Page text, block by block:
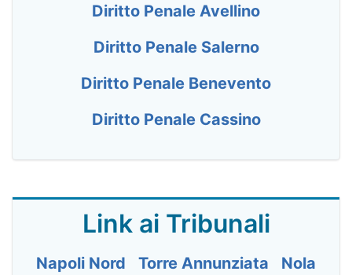
Diritto Penale Avellino
Diritto Penale Salerno
Diritto Penale Benevento
Diritto Penale Cassino
Link ai Tribunali
Napoli Nord Torre Annunziata Nola